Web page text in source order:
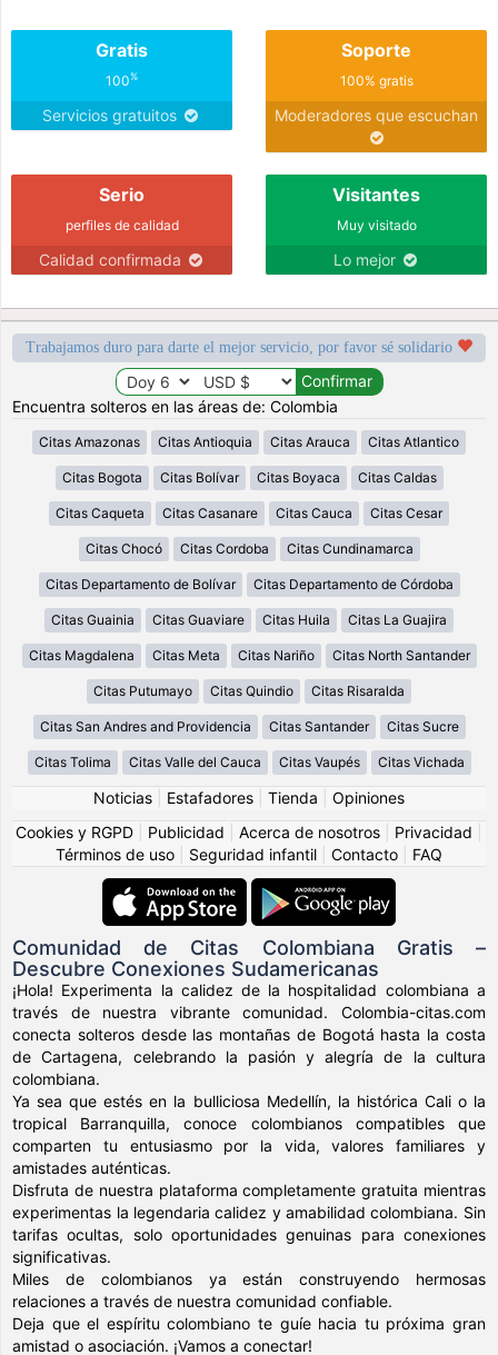
Gratis
100%
Servicios gratuitos
Soporte
100% gratis
Moderadores que escuchan
Serio
perfiles de calidad
Calidad confirmada
Visitantes
Muy visitado
Lo mejor
Trabajamos duro para darte el mejor servicio, por favor sé solidario
Encuentra solteros en las áreas de: Colombia
Citas Amazonas Citas Antioquia Citas Arauca Citas Atlantico
Citas Bogota Citas Bolívar Citas Boyaca Citas Caldas
Citas Caqueta Citas Casanare Citas Cauca Citas Cesar
Citas Chocó Citas Cordoba Citas Cundinamarca
Citas Departamento de Bolívar Citas Departamento de Córdoba
Citas Guainia Citas Guaviare Citas Huila Citas La Guajira
Citas Magdalena Citas Meta Citas Nariño Citas North Santander
Citas Putumayo Citas Quindio Citas Risaralda
Citas San Andres and Providencia Citas Santander Citas Sucre
Citas Tolima Citas Valle del Cauca Citas Vaupés Citas Vichada
Noticias Estafadores Tienda
Opiniones
Cookies y RGPD
Publicidad Acerca de nosotros Privacidad
Términos de uso
Seguridad infantil Contacto FAQ
Comunidad de Citas Colombiana Gratis –
Descubre Conexiones Sudamericanas
¡Hola! Experimenta la calidez de la hospitalidad colombiana a
través de nuestra vibrante comunidad. Colombia-citas.com
conecta solteros desde las montañas de Bogotá hasta la costa
de Cartagena, celebrando la pasión y alegría de la cultura
colombiana.
Ya sea que estés en la bulliciosa Medellín, la histórica Cali o la
tropical Barranquilla, conoce colombianos compatibles que
comparten tu entusiasmo por la vida, valores familiares y
amistades auténticas.
Disfruta de nuestra plataforma completamente gratuita mientras
experimentas la legendaria calidez y amabilidad colombiana. Sin
tarifas ocultas, solo oportunidades genuinas para conexiones
significativas.
Miles de colombianos ya están construyendo hermosas
relaciones a través de nuestra comunidad confiable.
Deja que el espíritu colombiano te guíe hacia tu próxima gran
amistad o asociación. ¡Vamos a conectar!